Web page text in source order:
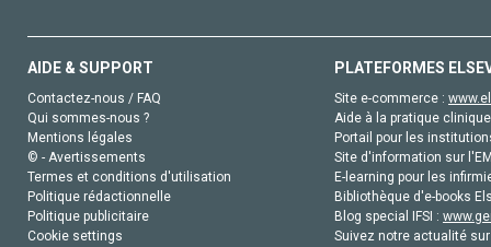
AIDE & SUPPORT
Contactez-nous / FAQ
Qui sommes-nous ?
Mentions légales
© - Avertissements
Termes et conditions d'utilisation
Politique rédactionnelle
Politique publicitaire
Cookie settings
PLATEFORMES
Site e-commerce :
Aide à la pratique
Portail pour les
Site d'information sur
E-learning pour les
Bibliothèque d'e-books
Blog special IFSI :
Suivez notre actualité